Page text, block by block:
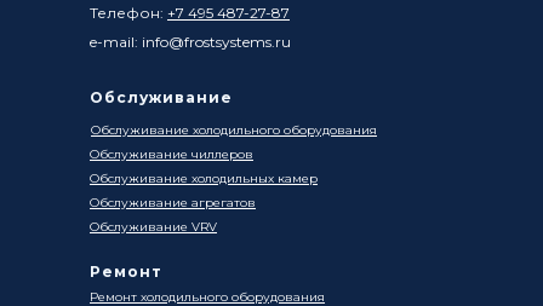
Телефон: +7 495 487-27-87
e-mail: info@frostsystems.ru
Ремонт
Ремонт холодильного оборудования
Обслуживание
Обслуживание холодильного оборудования
Обслуживание чиллеров
Обслуживание холодильных камер
Обслуживание агрегатов
Обслуживание VRV